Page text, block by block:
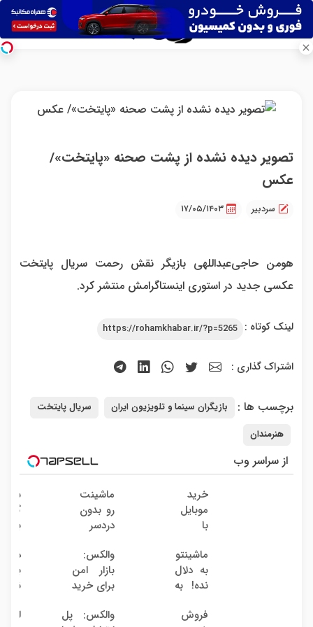
تصویر دیده نشده از پشت صحنه «پایتخت»/
عکس
سردبیر ۱۷/۰۵/۱۴۰۳
هومن حاجی‌عبداللهی بازیگر نقش رحمت سریال پایتخت
عکسی جدید در استوری اینستاگرامش منتشر کرد.
لینک کوتاه : https://rohamkhabar.ir/?p=5265
اشتراک گذاری :
برچسب ها : بازیگران سینما و تلویزیون ایران
سریال پایتخت
هنرمندان
از سراسر وب
خرید
موبایل
با
پی |
در ۴
قسط
سود و
ماشینت
رو بدون
دردسر
| بدون
کمسیون
بدون
با
38
ماشینتو
به دلال
نده! به
کننده
والکس:
بازار امن
برای خرید
دارایی‌های
به
فروش
والکس: پل